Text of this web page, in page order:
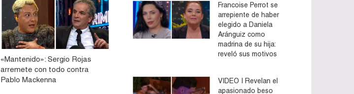
«Mantenido»: Sergio Rojas
arremete con todo contra
Pablo Mackenna
Francoise Perrot se
arrepiente de haber
elegido a Daniela
Aránguiz como
madrina de su hija:
reveló sus motivos
VIDEO | Revelan el
apasionado beso